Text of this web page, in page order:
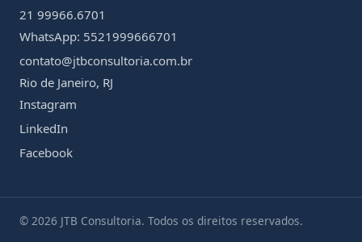
21 99966.6701
WhatsApp: 5521999666701
contato@jtbconsultoria.com.br
Rio de Janeiro, RJ
Instagram
LinkedIn
Facebook
© 2026 JTB Consultoria. Todos os direitos reservados.